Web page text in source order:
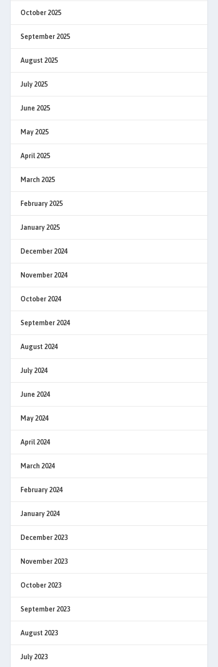
October 2025
September 2025
August 2025
July 2025
June 2025
May 2025
April 2025
March 2025
February 2025
January 2025
December 2024
November 2024
October 2024
September 2024
August 2024
July 2024
June 2024
May 2024
April 2024
March 2024
February 2024
January 2024
December 2023
November 2023
October 2023
September 2023
August 2023
July 2023